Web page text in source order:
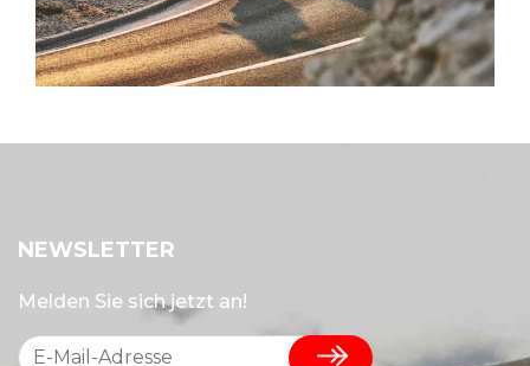
NEWSLETTER
Melden Sie sich jetzt an!